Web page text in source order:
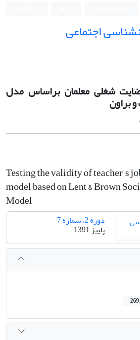
اجتماعی
شغلی معلمان براساس مدل
براون
Testing the validity of teacher's
model based on Lent & Brown
Model
دوره 2، شماره 7
پاییز 1391